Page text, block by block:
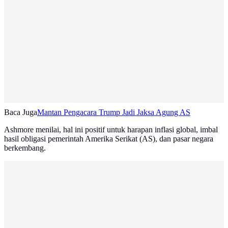
Baca JugaMantan Pengacara Trump Jadi Jaksa Agung AS
Ashmore menilai, hal ini positif untuk harapan inflasi global, imbal
hasil obligasi pemerintah Amerika Serikat (AS), dan pasar negara
berkembang.